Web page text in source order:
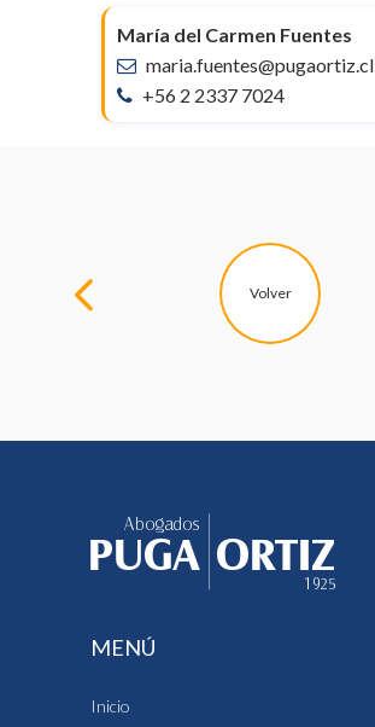
María del Carmen Fuentes
maria.fuentes@pugaortiz.cl
+56 2 2337 7024
Volver
MENÚ
Inicio